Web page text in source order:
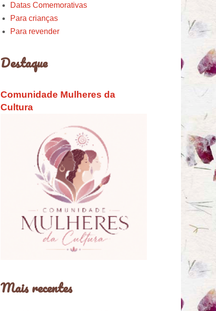
Datas Comemorativas
Para crianças
Para revender
Destaque
Comunidade Mulheres da
Cultura
Mais recentes